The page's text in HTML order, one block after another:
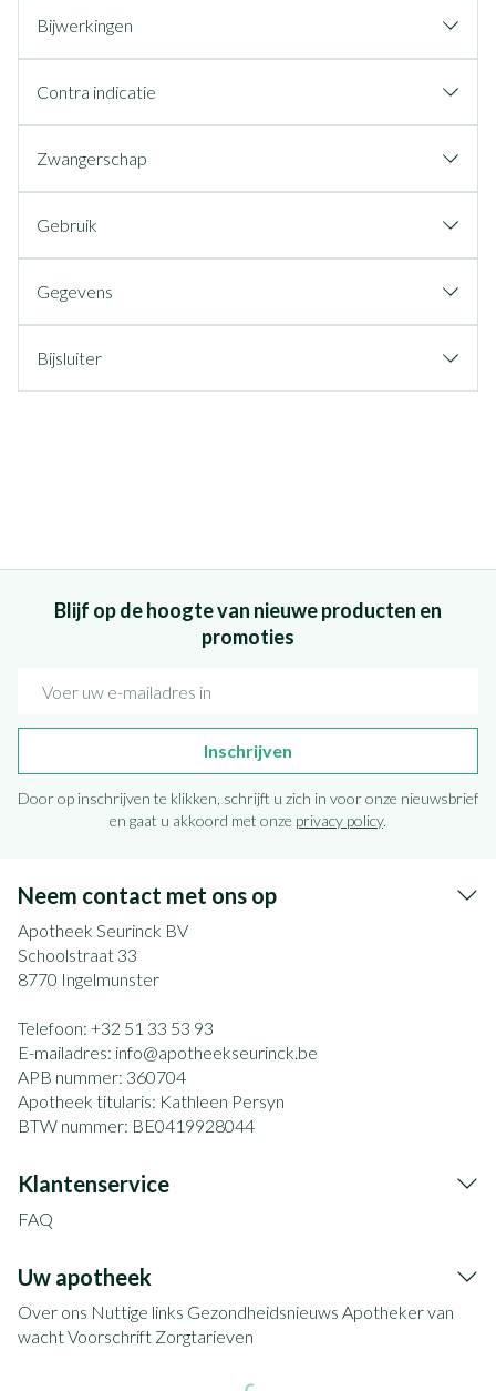
Bijwerkingen
Contra indicatie
Zwangerschap
Gebruik
Gegevens
Bijsluiter
Blijf op de hoogte van nieuwe producten en
promoties
Inschrijven
Door op inschrijven te klikken, schrijft u zich in voor onze nieuwsbrief
en gaat u akkoord met onze privacy policy.
Neem contact met ons op
Apotheek Seurinck BV
Schoolstraat 33
8770 Ingelmunster
Telefoon: +32 51 33 53 93
E-mailadres: info@apotheekseurinck.be
APB nummer: 360704
Apotheek titularis: Kathleen Persyn
BTW nummer: BE0419928044
Klantenservice
FAQ
Uw apotheek
Over ons Nuttige links Gezondheidsnieuws Apotheker van
wachtVoorschrift Zorgtarieven